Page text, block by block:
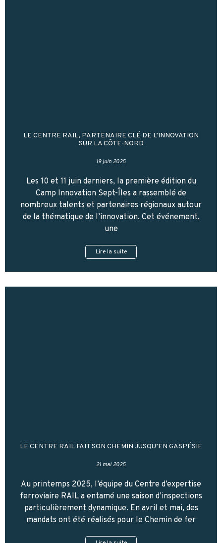
LE CENTRE RAIL, PARTENAIRE CLÉ DE L’INNOVATION
SUR LA CÔTE-NORD
19 juin 2025
Les 10 et 11 juin derniers, la première édition du
Camp Innovation Sept-Îles a rassemblé de
nombreux talents et partenaires régionaux autour
de la thématique de l’innovation. Cet événement,
une
Lire la suite
LE CENTRE RAIL FAIT SON CHEMIN JUSQU’EN GASPÉSIE
21 mai 2025
Au printemps 2025, l’équipe du Centre d’expertise
ferroviaire RAIL a entamé une saison d’inspections
particulièrement dynamique. En avril et mai, des
mandats ont été réalisés pour le Chemin de fer